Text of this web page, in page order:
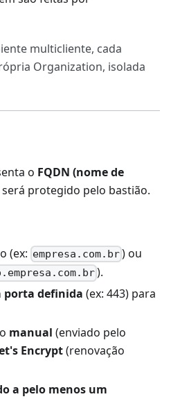
multicliente, cada
Organization, isolada
o FQDN (nome de
protegido pelo bastião.
(ex: empresa.com.br) ou
).
porta definida (ex: 443) para
manual (enviado pelo
Encrypt(renovação
a pelo menos um